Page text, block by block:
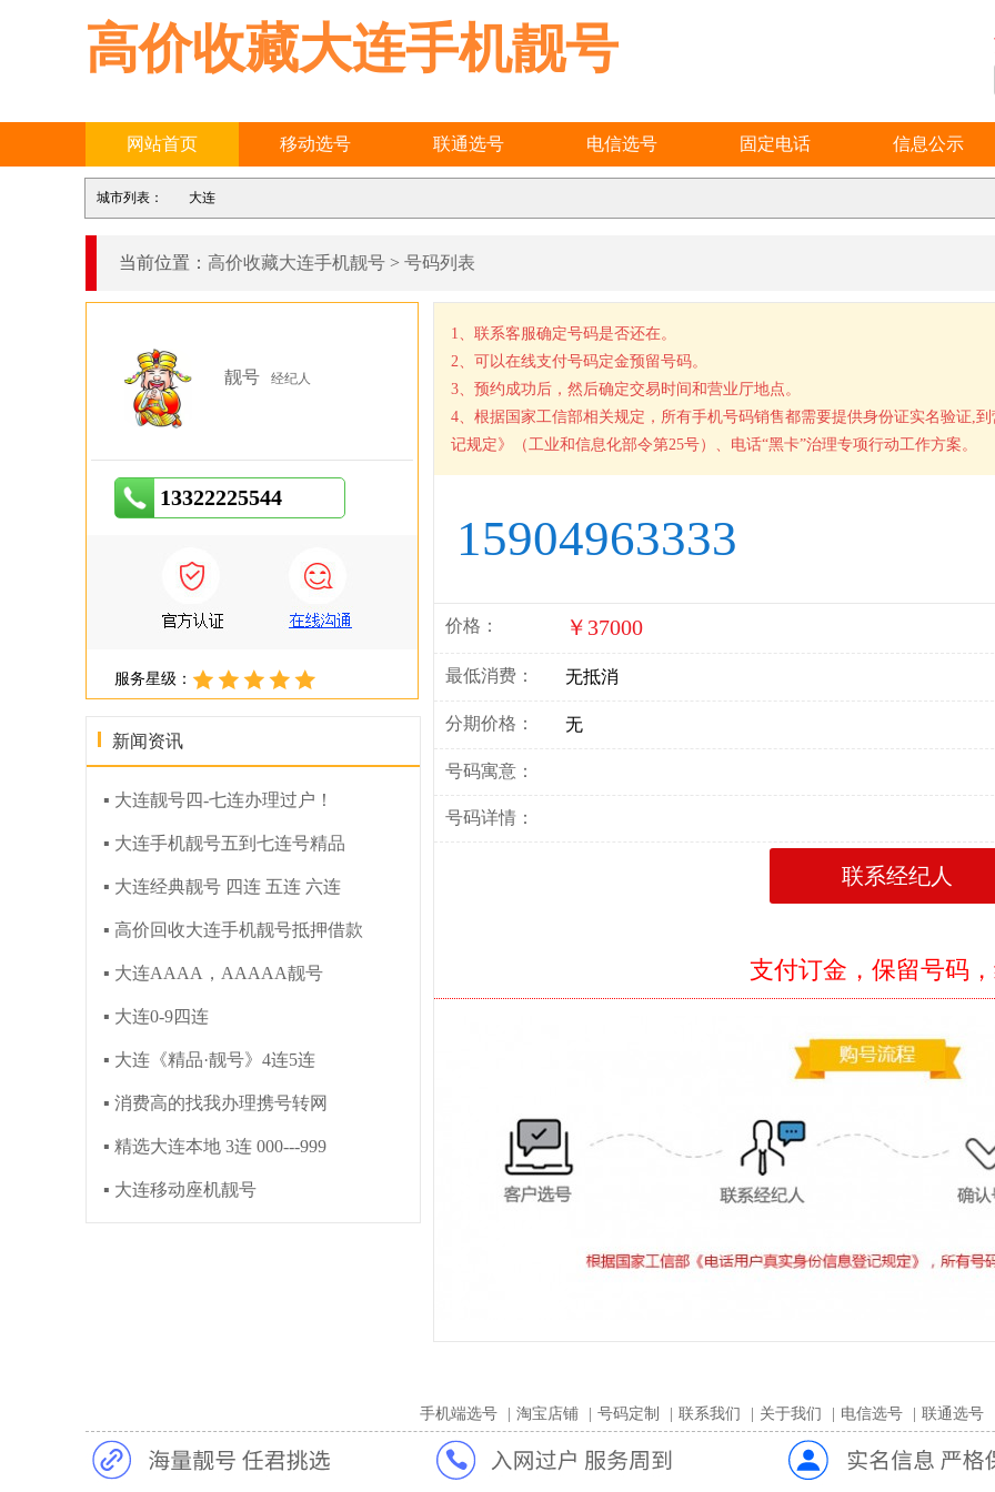
高价收藏大连手机靓号
网站首页 移动选号 联通选号 电信选号 固定电话 信息公示
城市列表： 大连
当前位置： 高价收藏大连手机靓号 > 号码列表
1、联系客服确定号码是否还在。
2、可以在线支付号码定金预留号码。
3、预约成功后，然后确定交易时间和营业厅地点。
4、根据国家工信部相关规定，所有手机号码销售都需要提供身份证实名验证,
记规定》（工业和信息化部令第25号）、电话“黑卡”治理专项行动工作方案。
15904963333
价格： ￥37000
最低消费： 无抵消
分期价格： 无
号码寓意：
号码详情：
联系经纪人
支付订金，保留号码
靓号 经纪人
13322225544
服务星级：
新闻资讯
▪ 大连靓号四-七连办理过户！
▪ 大连手机靓号五到七连号精品
▪ 大连经典靓号 四连 五连 六连
▪ 高价回收大连手机靓号抵押借款
▪ 大连AAAA，AAAAA靓号
▪ 大连0-9四连
▪ 大连《精品·靓号》4连5连
▪ 消费高的找我办理携号转网
▪ 精选大连本地 3连 000---999
▪ 大连移动座机靓号
手机端选号 淘宝店铺 号码定制 联系我们 关于我们 电信选号 联通选号